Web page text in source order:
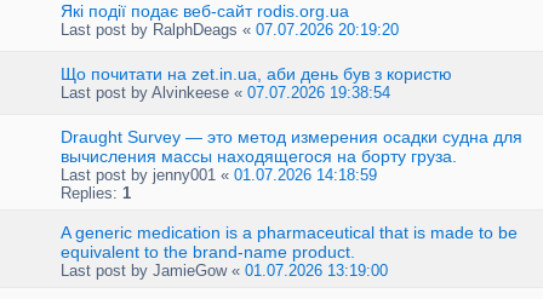
Які події подає веб-сайт rodis.org.ua
Last post by RalphDeags « 07.07.2026 20:19:20
Що почитати на zet.in.ua, аби день був з користю
Last post by Alvinkeese « 07.07.2026 19:38:54
Draught Survey — это метод измерения осадки судна для
вычисления массы находящегося на борту груза.
Last post by jenny001 « 01.07.2026 14:18:59
Replies: 1
A generic medication is a pharmaceutical that is made to be
equivalent to the brand-name product.
Last post by JamieGow« 01.07.2026 13:19:00